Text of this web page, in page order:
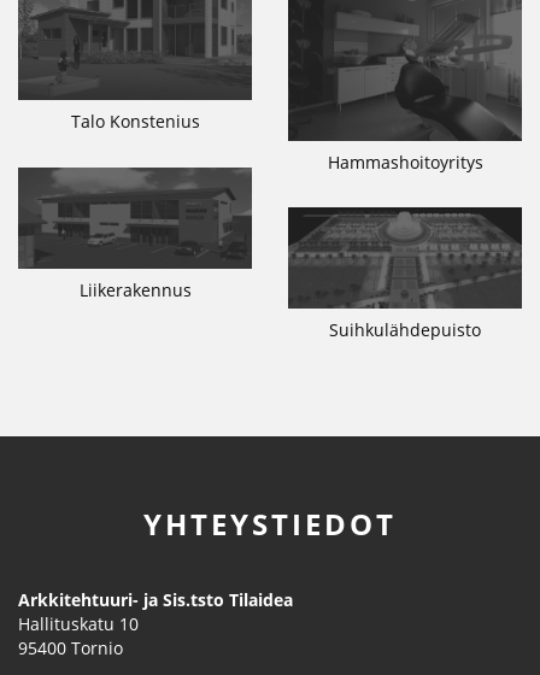
Talo Konstenius
Hammashoitoyritys
Liikerakennus
Suihkulähdepuisto
YHTEYSTIEDOT
Arkkitehtuuri- ja Sis.tsto Tilaidea
Hallituskatu 10
95400 Tornio